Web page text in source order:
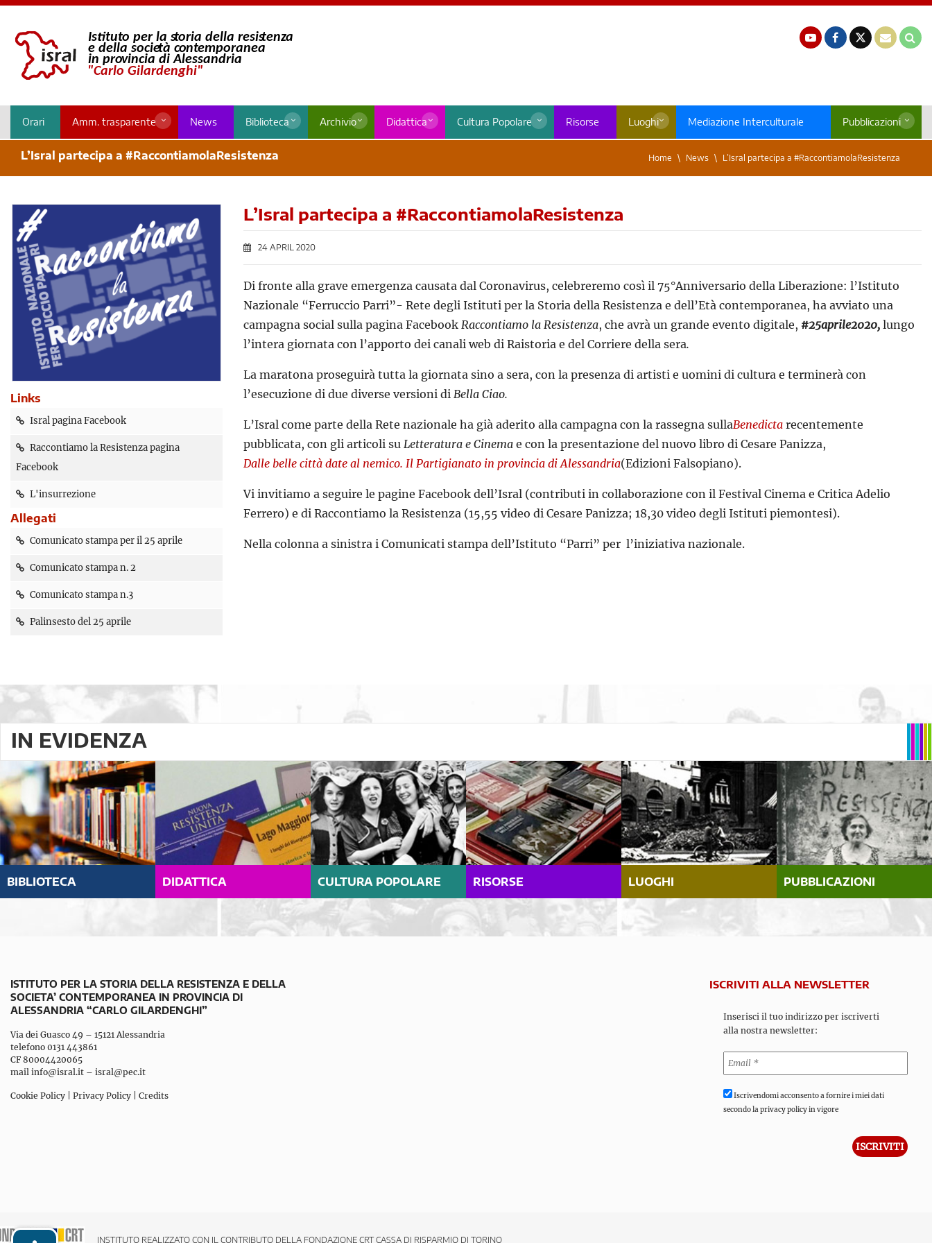
Orari Amm. trasparente News Biblioteca Archivio Didattica Cultura Popolare Risorse Luoghi Mediazione Interculturale Pubblicazioni
L’Isral partecipa a #RaccontiamolaResistenza Home News L’Isral partecipa a #RaccontiamolaResistenza
Links
Isral pagina Facebook
Raccontiamo la Resistenza pagina
Facebook
L'insurrezione
Allegati
Comunicato stampa per il 25 aprile
Comunicato stampa n. 2
Comunicato stampa n.3
Palinsesto del 25 aprile
L’Isral partecipa a #RaccontiamolaResistenza
24 APRIL 2020
Di fronte alla grave emergenza causata dal Coronavirus, celebreremo così il 75°Anniversario della Liberazione: l’Istituto
Nazionale “Ferruccio Parri”- Rete degli Istituti per la Storia della Resistenza e dell’Età contemporanea, ha avviato una
campagna social sulla pagina Facebook Raccontiamo la Resistenza, che avrà un grande evento digitale, #25aprile2020, lungo
l’intera giornata con l’apporto dei canali web di Raistoria e del Corriere della sera.
La maratona proseguirà tutta la giornata sino a sera, con la presenza di artisti e uomini di cultura e terminerà con
l’esecuzione di due diverse versioni di Bella Ciao.
L’Isral come parte della Rete nazionale ha già aderito alla campagna con la rassegna sullaBenedicta recentemente
pubblicata, con gli articoli su Letteratura e Cinema e con la presentazione del nuovo libro di Cesare Panizza,
Dalle belle città date al nemico. Il Partigianato in provincia di Alessandria(Edizioni Falsopiano).
Vi invitiamo a seguire le pagine Facebook dell’Isral (contributi in collaborazione con il Festival Cinema e Critica Adelio
Ferrero) e di Raccontiamo la Resistenza (15,55 video di Cesare Panizza; 18,30 video degli Istituti piemontesi).
Nella colonna a sinistra i Comunicati stampa dell’Istituto “Parri” per l’iniziativa nazionale.
IN EVIDENZA
BIBLIOTECA DIDATTICA CULTURA POPOLARE RISORSE LUOGHI PUBBLICAZIONI
ISTITUTO PER LA STORIA DELLA RESISTENZA E DELLA
SOCIETA’ CONTEMPORANEA IN PROVINCIA DI
ALESSANDRIA “CARLO GILARDENGHI”
Via dei Guasco 49 – 15121 Alessandria
telefono 0131 443861
CF 80004420065
mail info@isral.it – isral@pec.it
Cookie Policy Privacy Policy Credits
ISCRIVITI ALLA NEWSLETTER
Inserisci il tuo indirizzo per iscriverti
alla nostra newsletter:
Iscrivendomi acconsento a fornire i miei dati
secondo la privacy policy in vigore
INSTITUTO REALIZZATO CON IL CONTRIBUTO DELLA FONDAZIONE CRT CASSA DI RISPARMIO DI TORINO